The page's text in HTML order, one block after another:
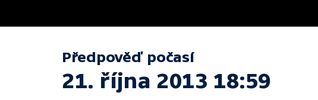
Předpověď počasí
21. října 2013 18:59